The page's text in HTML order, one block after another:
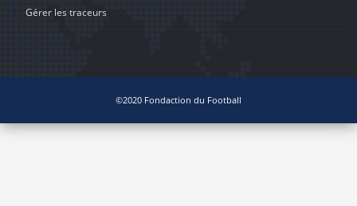
Gérer les traceurs
©2020 Fondaction du Football